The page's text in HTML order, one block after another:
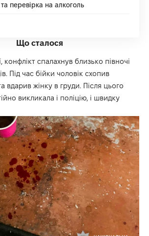
перевірка на алкоголь
Що сталося
конфлікт спалахнув близько півночі
Під час бійки чоловік схопив
вдарив жінку в груди. Після цього
викликала і поліцію, і швидку